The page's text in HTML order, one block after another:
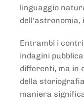
linguaggio
dell'astronomia,
Entrambi i
indagini
differenti, ma in
della
maniera